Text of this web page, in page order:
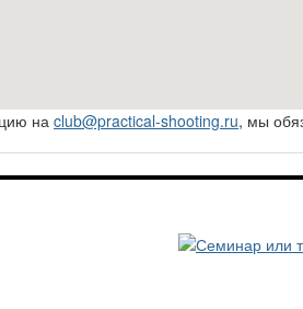
наclub@practical-shooting.ru, мы